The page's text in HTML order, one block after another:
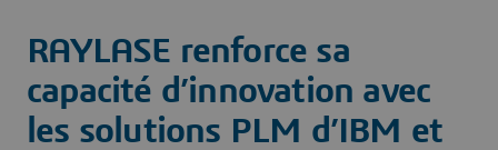
RAYLASE renforce sa
capacité d’innovation avec
les solutions PLM d’IBM et